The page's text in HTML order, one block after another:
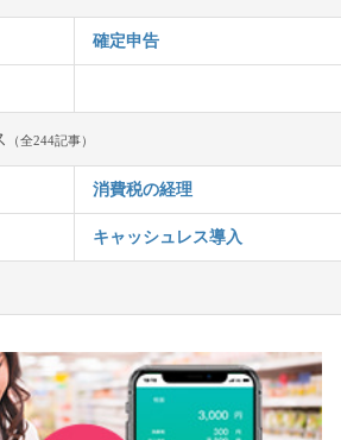
確定申告
（全244記事）
消費税の経理
キャッシュレス導入